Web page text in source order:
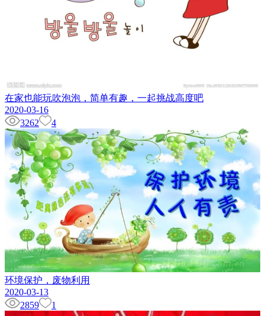
在家也能玩吹泡泡，简单有趣，一起挑战高度吧
2020-03-16
3262
4
环境保护，废物利用
2020-03-13
2859
1